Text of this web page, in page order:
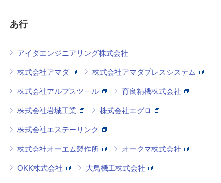
あ行
アイダエンジニアリング株式会社
株式会社アマダ 株式会社アマダプレスシステム
株式会社アルプスツール 育良精機株式会社
株式会社岩城工業 株式会社エグロ
株式会社エステーリンク
株式会社オーエム製作所 オークマ株式会社
OKK株式会社 大鳥機工株式会社